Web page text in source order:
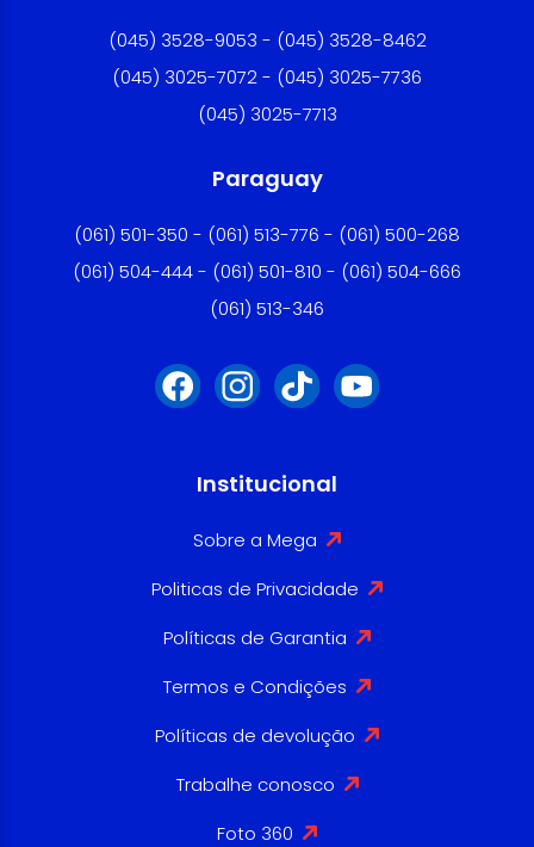
(045) 3528-9053 - (045) 3528-8462
(045) 3025-7072 - (045) 3025-7736
(045) 3025-7713
Paraguay
(061) 501-350 - (061) 513-776 - (061) 500-268
(061) 504-444 - (061) 501-810 - (061) 504-666
(061) 513-346
Institucional
Sobre a Mega
Politicas de Privacidade
Políticas de Garantia
Termos e Condições
Políticas de devolução
Trabalhe conosco
Foto 360